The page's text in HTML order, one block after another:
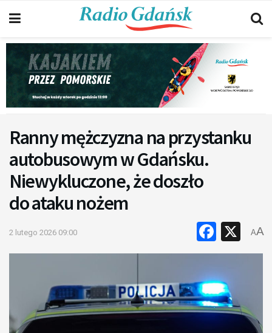
Ranny mężczyzna na przystanku
autobusowym w Gdańsku.
Niewykluczone, że doszło
do ataku nożem
2 lutego 2026 09:00 X
AA